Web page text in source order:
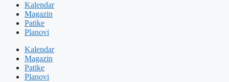
Kalendar
Magazin
Patike
Planovi
Kalendar
Magazin
Patike
Planovi